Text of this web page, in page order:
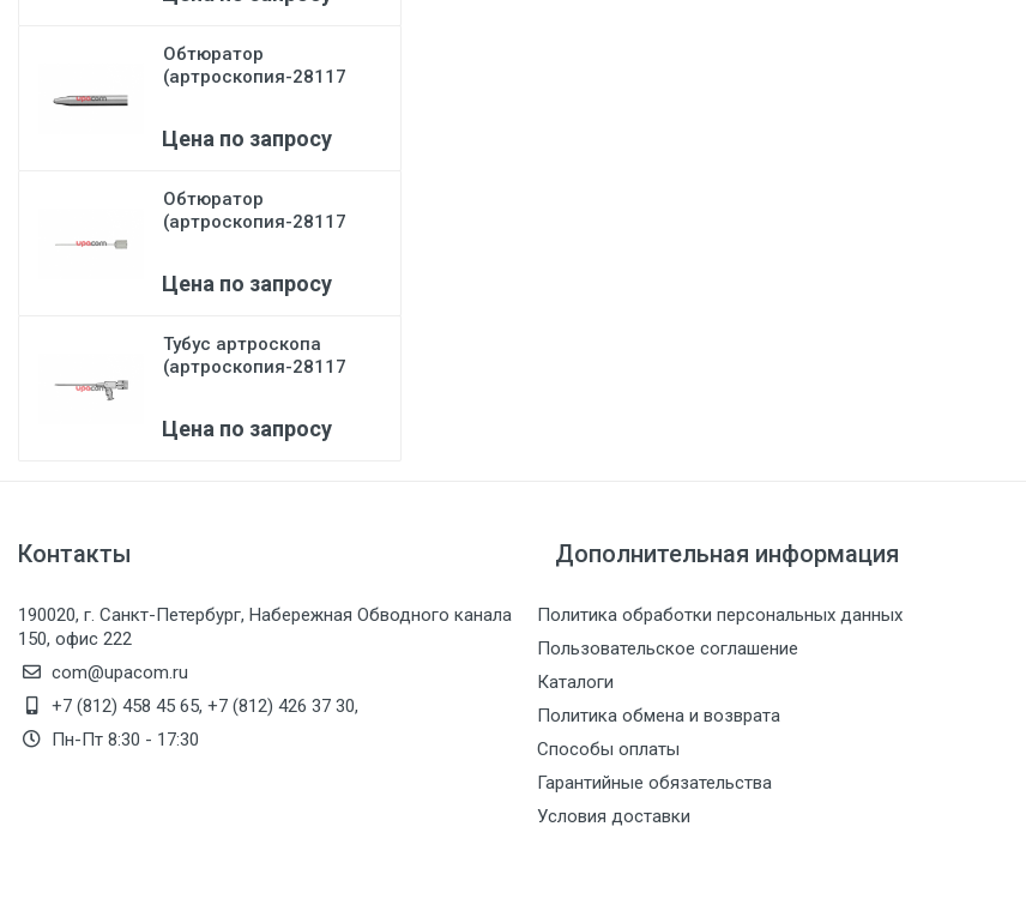
Обтюратор
(артроскопия-28117
Цена по запросу
Обтюратор
(артроскопия-28117
Цена по запросу
Тубус артроскопа
(артроскопия-28117
Цена по запросу
Контакты
190020, г. Санкт-Петербург, Набережная Обводного канала
150, офис 222
com@upacom.ru
+7 (812) 458 45 65, +7 (812) 426 37 30,
Пн-Пт 8:30 - 17:30
Дополнительная информация
Политика обработки персональных данных
Пользовательское соглашение
Каталоги
Политика обмена и возврата
Способы оплаты
Гарантийные обязательства
Условия доставки